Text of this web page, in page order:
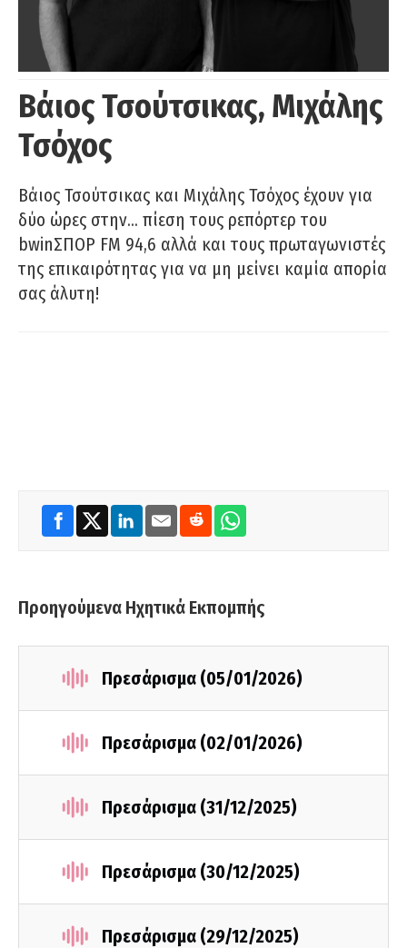
Βάιος Τσούτσικας, Μιχάλης
Τσόχος
Βάιος Τσούτσικας και Μιχάλης Τσόχος έχουν για
δύο ώρες στην… πίεση τους ρεπόρτερ του
bwinΣΠΟΡ FM 94,6 αλλά και τους πρωταγωνιστές
της επικαιρότητας για να μη μείνει καμία απορία
σας άλυτη!
Προηγούμενα Ηχητικά Εκπομπής
Πρεσάρισμα (05/01/2026)
Πρεσάρισμα (02/01/2026)
Πρεσάρισμα (31/12/2025)
Πρεσάρισμα (30/12/2025)
Πρεσάρισμα (29/12/2025)